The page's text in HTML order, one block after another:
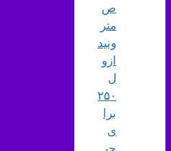
ص
متر
ونید
ازو
ل
۲۵۰
برا
ی